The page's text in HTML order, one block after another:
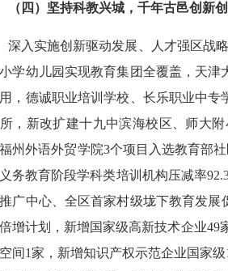
（ 四 ） 坚持科教兴城，千年古邑创新
深入实施创新驱动发展 人才强区战
学幼儿园实现教育集团全覆盖，天
， 德诚职业培训学校、长乐职业中专
，新改扩建十九中滨海校区、师大
福州外语外贸学院3个项目入选教育部
务教育阶段学科类培训机构压减率92
广中心、全区首家村级垅下教育发展
增计划，新增国家级高新技术企业49
间1家， 新增知识产权示范企业国家级